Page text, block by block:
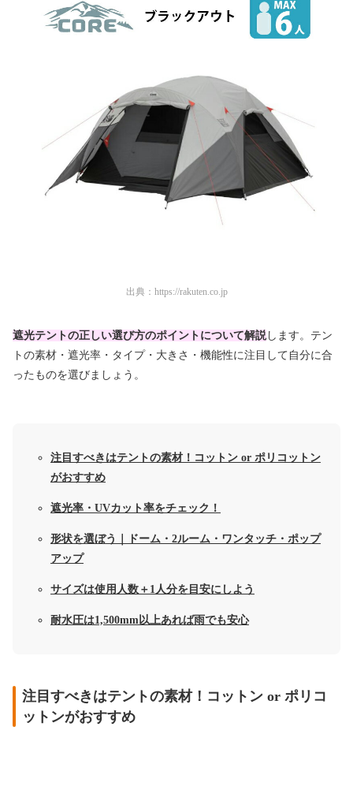
出典： https://rakuten.co.jp
遮光テントの正しい選び方のポイントについて解説します。テン
トの素材・遮光率・タイプ・大きさ・機能性に注目して自分に合
ったものを選びましょう。
注目すべきはテントの素材！コットン or ポリコットン
がおすすめ
遮光率・UVカット率をチェック！
形状を選ぼう｜ドーム・2ルーム・ワンタッチ・ポップ
アップ
サイズは使用人数＋1人分を目安にしよう
耐水圧は1,500mm以上あれば雨でも安心
注目すべきはテントの素材！コットン or ポリコ
ットンがおすすめ